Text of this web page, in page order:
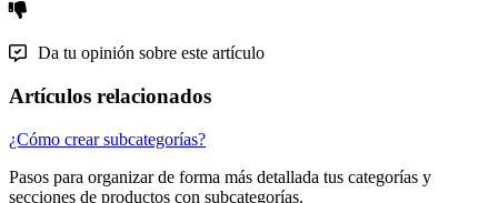
Da tu opinión sobre este artículo
Artículos relacionados
¿Cómo crear subcategorías?
Pasos para organizar de forma más detallada tus categorías y
secciones de productos con subcategorías.